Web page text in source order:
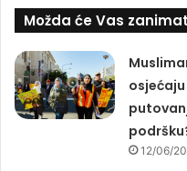
Možda će Vas
12/06/